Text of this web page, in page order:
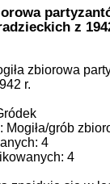
z
zbiorowa
r.
Mogiła/grób
4
4